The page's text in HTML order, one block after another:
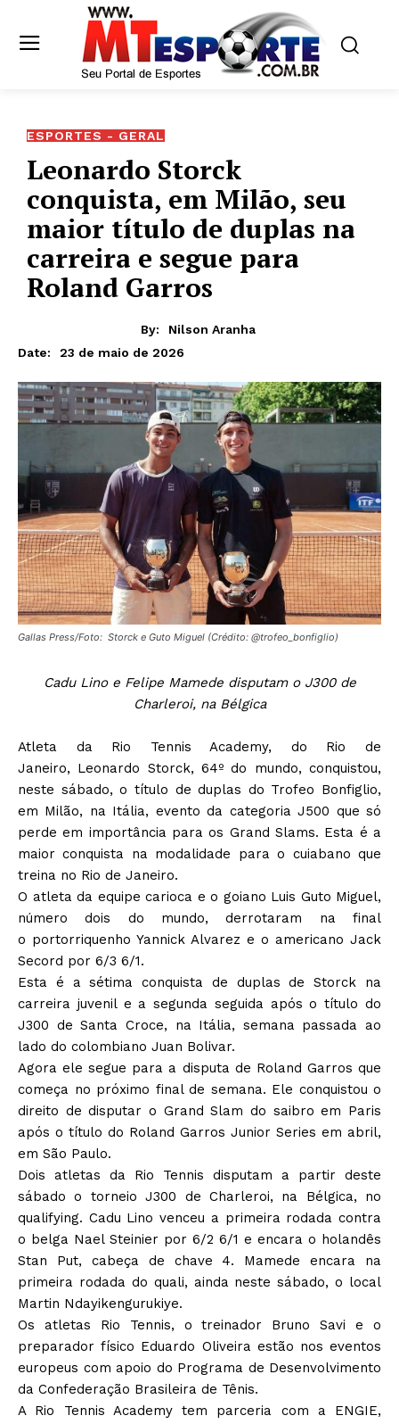
ESPORTES - GERAL
Leonardo Storck
conquista, em Milão, seu
maior título de duplas na
carreira e segue para
Roland Garros
By:
Nilson Aranha
Date:
23 de maio de 2026
Gallas Press/Foto: Storck e Guto Miguel (Crédito: @trofeo_bonfiglio)
Cadu Lino e Felipe Mamede disputam o J300 de
Charleroi, na Bélgica
Atleta da Rio Tennis Academy, do Rio de
Janeiro, Leonardo Storck, 64º do mundo, conquistou,
neste sábado, o título de duplas do Trofeo Bonfiglio,
em Milão, na Itália, evento da categoria J500 que só
perde em importância para os Grand Slams. Esta é a
maior conquista na modalidade para o cuiabano que
treina no Rio de Janeiro.
O atleta da equipe carioca e o goiano Luis Guto Miguel,
número dois do mundo, derrotaram na final
o portorriquenho Yannick Alvarez e o americano Jack
Secord por 6/3 6/1.
Esta é a sétima conquista de duplas de Storck na
carreira juvenil e a segunda seguida após o título do
J300 de Santa Croce, na Itália, semana passada ao
lado do colombiano Juan Bolivar.
Agora ele segue para a disputa de Roland Garros que
começa no próximo final de semana. Ele conquistou o
direito de disputar o Grand Slam do saibro em Paris
após o título do Roland Garros Junior Series em abril,
em São Paulo.
Dois atletas da Rio Tennis disputam a partir deste
sábado o torneio J300 de Charleroi, na Bélgica, no
qualifying. Cadu Lino venceu a primeira rodada contra
o belga Nael Steinier por 6/2 6/1 e encara o holandês
Stan Put, cabeça de chave 4. Mamede encara na
primeira rodada do quali, ainda neste sábado, o local
Martin Ndayikengurukiye.
Os atletas Rio Tennis, o treinador Bruno Savi e o
preparador físico Eduardo Oliveira estão nos eventos
europeus com apoio do Programa de Desenvolvimento
da Confederação Brasileira de Tênis.
A Rio Tennis Academy tem parceria com a ENGIE,